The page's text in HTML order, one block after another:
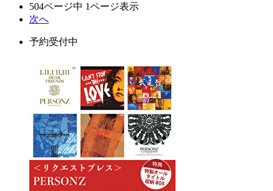
504ページ中 1ページ表示
次へ
予約受付中